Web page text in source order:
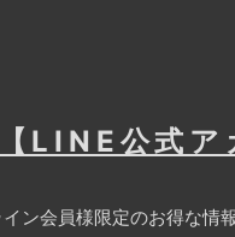
【LINE公式
ン会員様限定のお得な